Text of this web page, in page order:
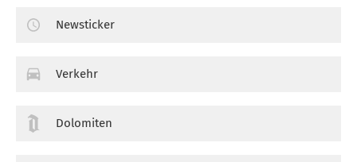
Newsticker
Verkehr
Dolomiten